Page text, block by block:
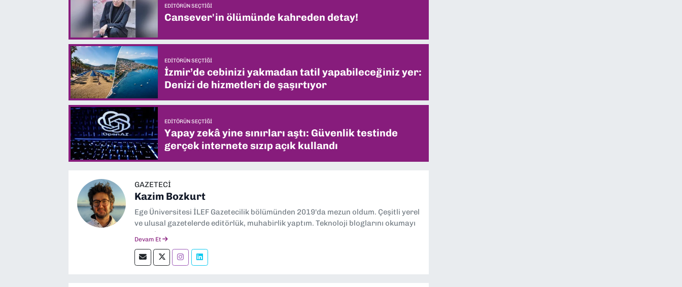
EDITÖRÜN SEÇTIĞI
Cansever'in ölümünde kahreden detay!
EDITÖRÜN SEÇTIĞI
İzmir’de cebinizi yakmadan tatil yapabileceğiniz yer:
Denizi de hizmetleri de şaşırtıyor
EDITÖRÜN SEÇTIĞI
Yapay zekâ yine sınırları aştı: Güvenlik testinde
gerçek internete sızıp açık kullandı
GAZETECI
Kazim Bozkurt
Ege Üniversitesi İLEF Gazetecilik bölümünden 2019'da mezun oldum. Çeşitli yerel
ve ulusal gazetelerde editörlük, muhabirlik yaptım. Teknoloji bloglarını okumayı
severim.
Devam Et